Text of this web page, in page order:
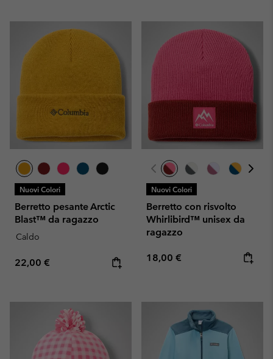
Nuovi Colori
Berretto pesante Arctic
Blast™ da ragazzo
Caldo
Regular price:
22,00 €
Nuovi Colori
Berretto con risvolto
Whirlibird™ unisex da
ragazzo
Regular price:
18,00 €